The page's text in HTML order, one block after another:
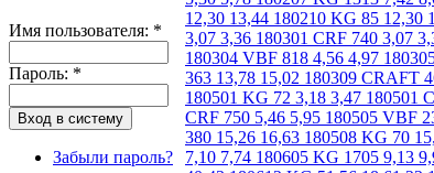
Имя пользователя: *
Пароль: *
Забыли пароль?